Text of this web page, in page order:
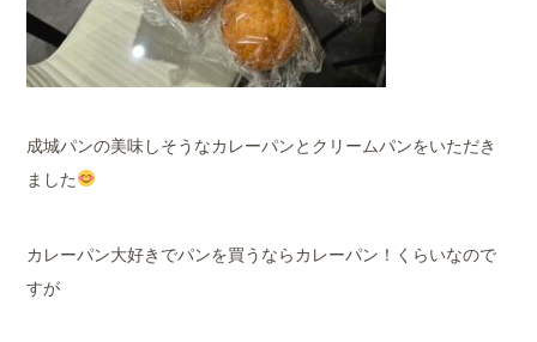
成城パンの美味しそうなカレーパンとクリームパンをいただき
ました
カレーパン大好きでパンを買うならカレーパン！くらいなので
すが